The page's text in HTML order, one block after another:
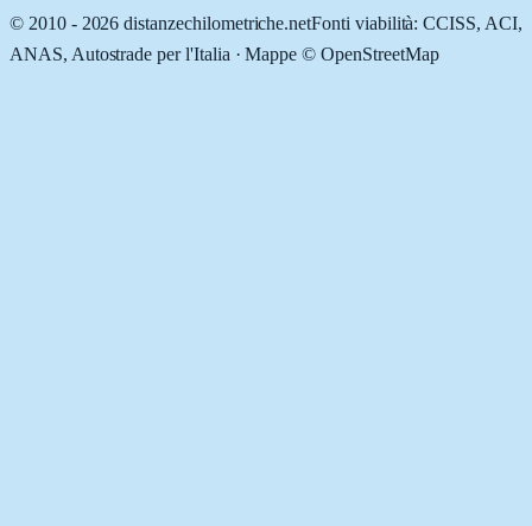
© 2010 - 2026 distanzechilometriche.netFonti viabilità: CCISS, ACI,
ANAS, Autostrade per l'Italia · Mappe © OpenStreetMap